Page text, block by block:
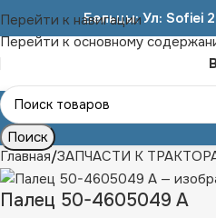
Перейти к навигации
Перейти к основному
Бельцы: Ул: Sofiei
Поиск
Главная ЗАПЧАСТИ К
Палец 50-4605049 А